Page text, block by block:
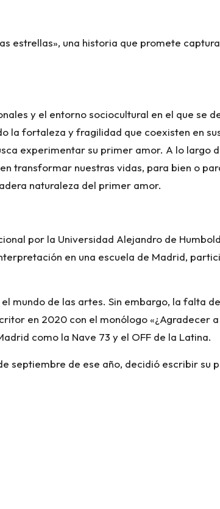
estrellas», una historia que promete
y el entorno sociocultural en el que se
la fortaleza y fragilidad que coexisten en
experimentar su primer amor. A lo largo
transformar nuestras vidas, para bien o
naturaleza del primer amor.
por la Universidad Alejandro de
en una escuela de Madrid,
mundo de las artes. Sin embargo, la falta
en 2020 con el monólogo «¿Agradecer
como la Nave 73 y el OFF de la Latina.
septiembre de ese año, decidió escribir su